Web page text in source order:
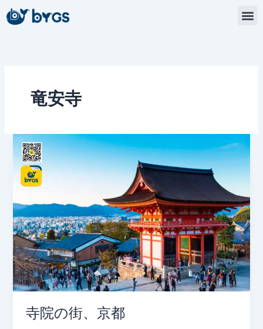
容
竜安寺
寺院の街、京都
寺
院
の
街、
都